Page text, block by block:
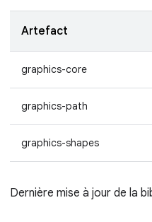
Artefact
graphics-core
graphics-path
graphics-shapes
Dernière mise à jour de la